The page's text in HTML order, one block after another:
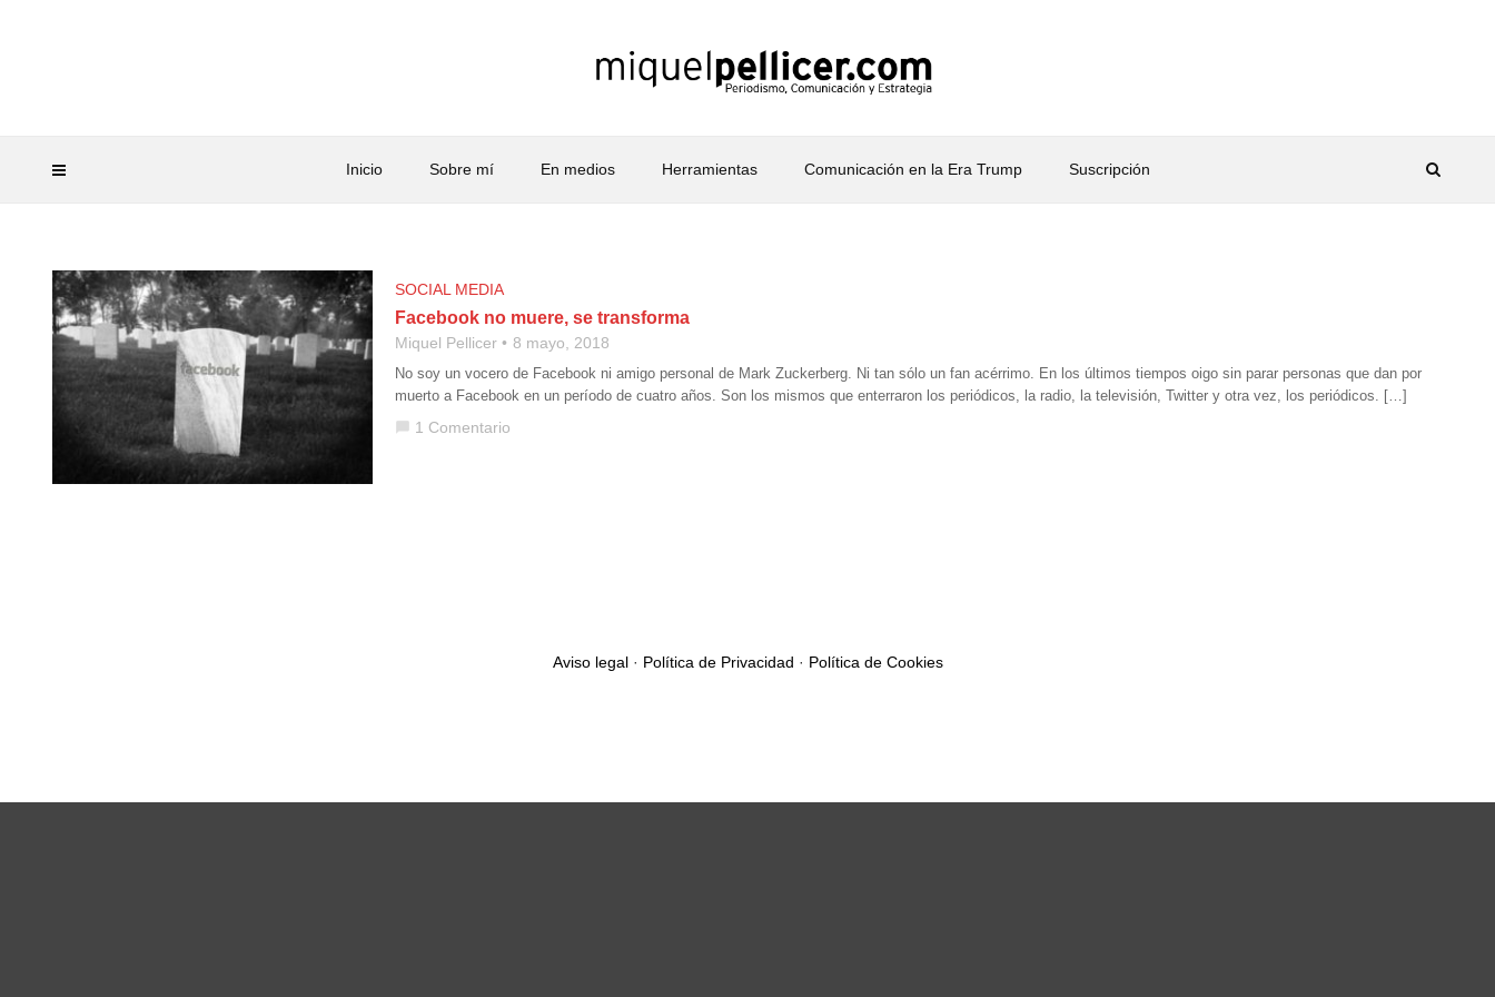
Inicio Sobre mí En medios Herramientas Comunicación en la Era Trump Suscripción
SOCIAL MEDIA
Facebook no muere, se transforma
Miquel Pellicer 8 mayo, 2018
No soy un vocero de Facebook ni amigo personal de Mark Zuckerberg. Ni tan sólo un fan acérrimo. En los últimos tiempos oigo sin parar personas que dan por
muerto a Facebook en un período de cuatro años. Son los mismos que enterraron los periódicos, la radio, la televisión, Twitter y otra vez, los periódicos. […]
chat_bubble 1 Comentario
Aviso legal· Política de Privacidad · Política de Cookies